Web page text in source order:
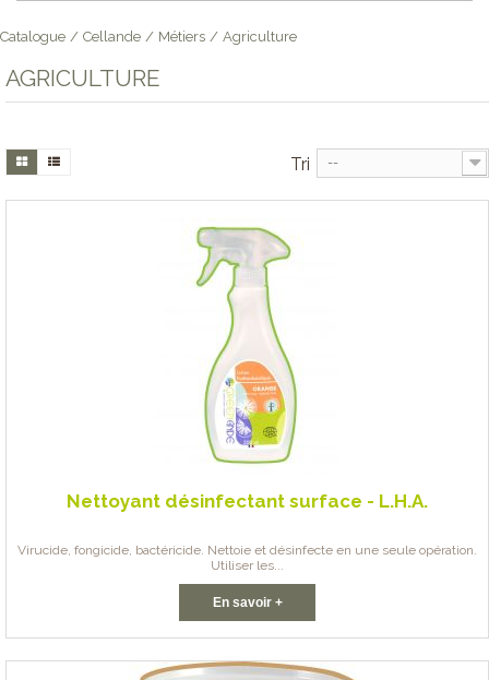
Catalogue / Cellande / Métiers / Agriculture
AGRICULTURE
Tri --
Nettoyant désinfectant surface - L.H.A.
Virucide, fongicide, bactéricide. Nettoie et désinfecte en une seule opération.
Utiliser les...
En savoir +